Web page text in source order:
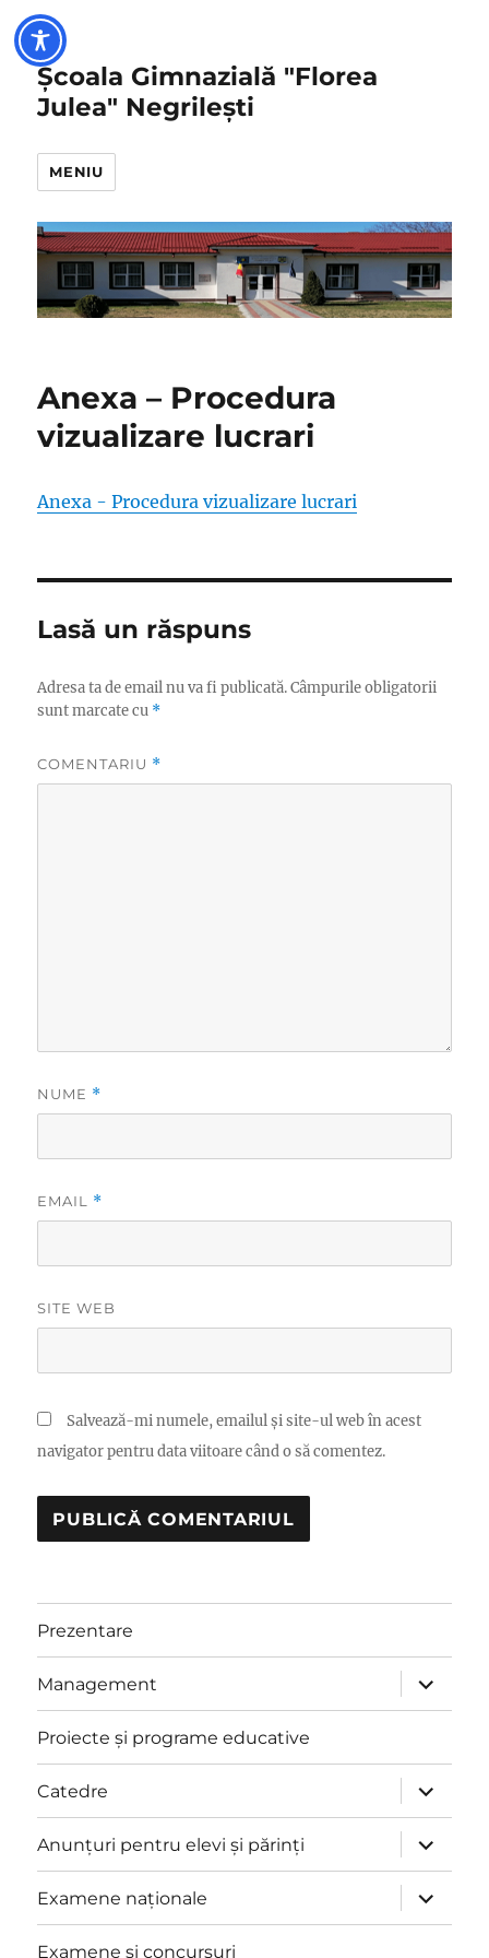
Școala Gimnazială "Florea
Julea" Negrilești
MENIU
Anexa – Procedura
vizualizare lucrari
Anexa - Procedura vizualizare lucrari
Lasă un răspuns
Adresa ta de email nu va fi publicată. Câmpurile obligatorii
sunt marcate cu *
COMENTARIU *
NUME *
EMAIL *
SITE WEB
Salvează-mi numele, emailul și site-ul web în acest
navigator pentru data viitoare când o să comentez.
Prezentare
Management
extinde
meniul
copil
Proiecte și programe educative
Catedre
extinde
meniul
copil
Anunțuri pentru elevi și părinți
extinde
meniul
copil
Examene naționale
extinde
meniul
copil
Examene și concursuri